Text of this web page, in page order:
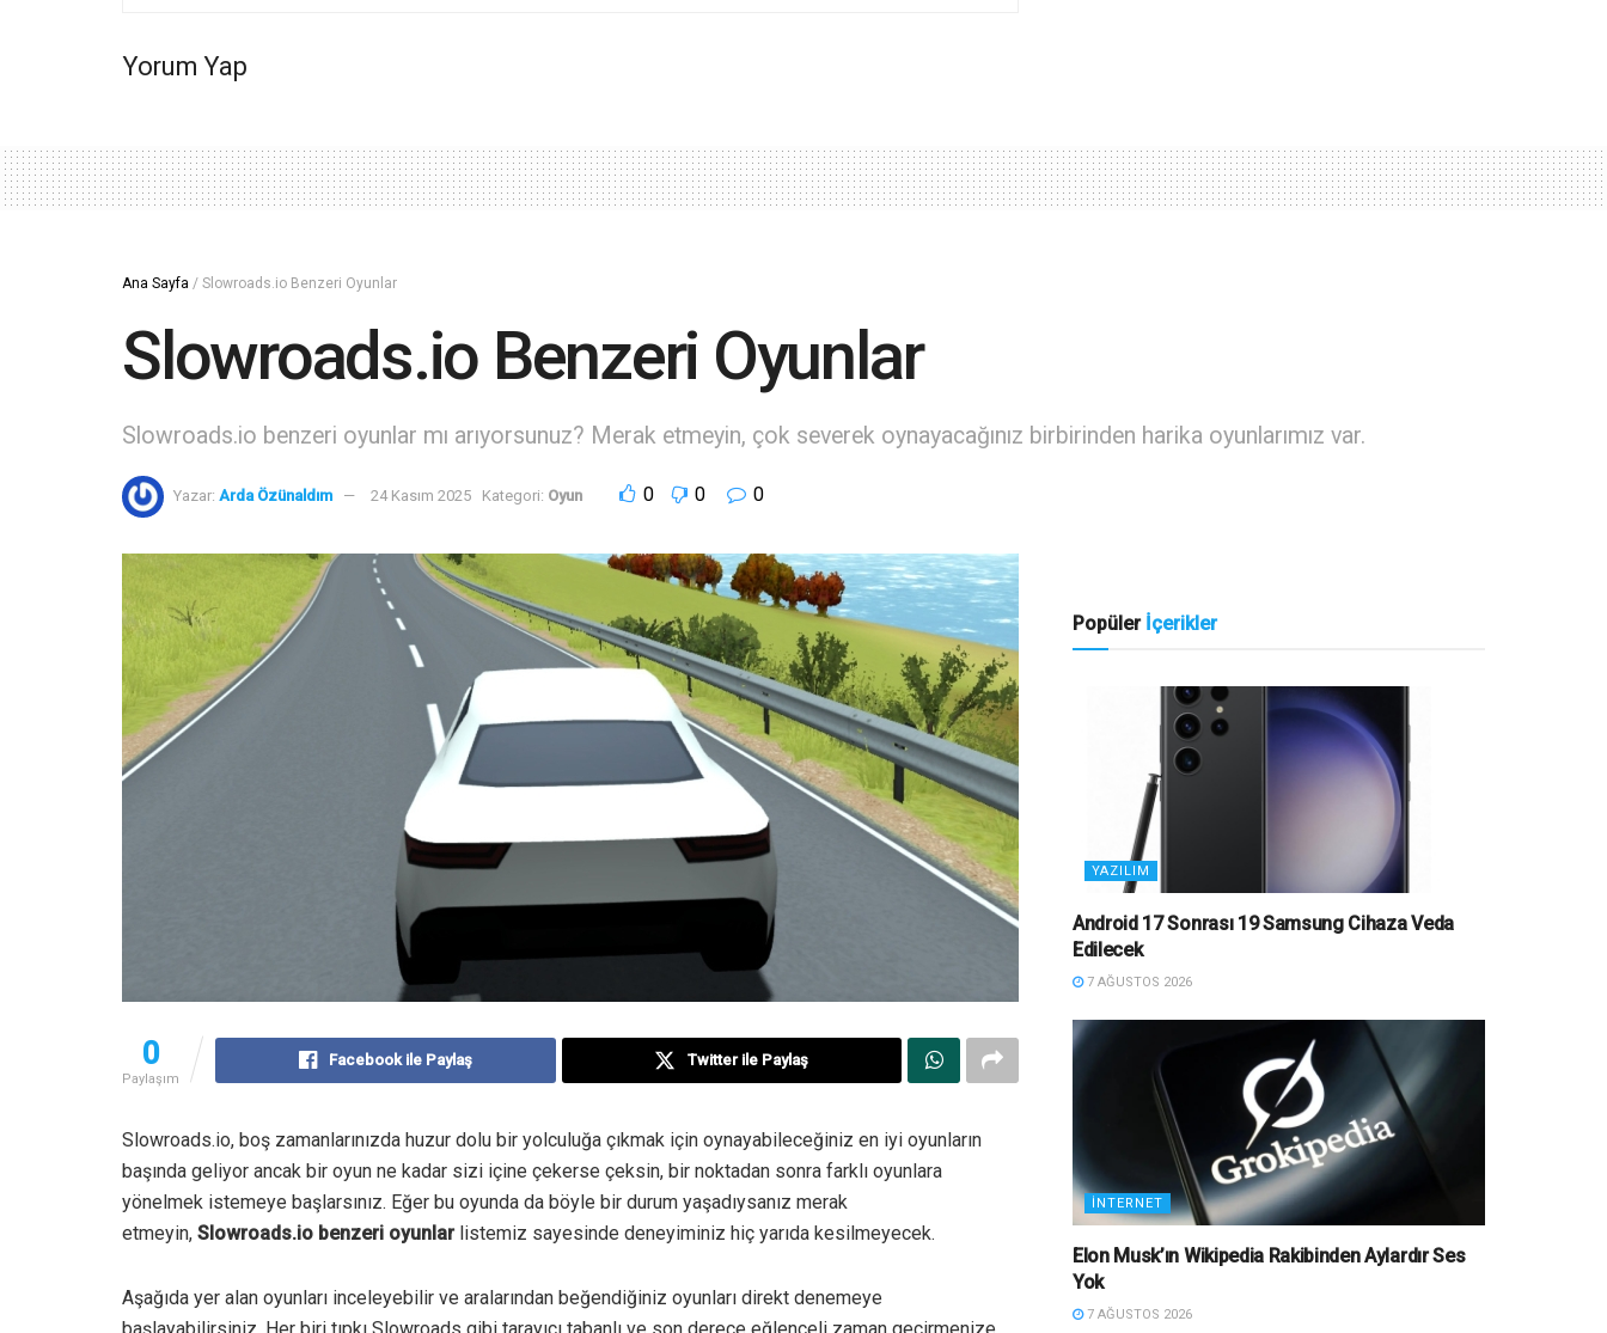
Yorum Yap
Ana Sayfa / Slowroads.io Benzeri Oyunlar
Slowroads.io Benzeri Oyunlar
Slowroads.io benzeri oyunlar mı arıyorsunuz? Merak etmeyin, çok severek oynayacağınız birbirinden harika oyunlarımız var.
Yazar: Arda Özünaldım 24 Kasım 2025 Kategori: Oyun 0 0 0
0
Paylaşım
Facebook ile Paylaş Twitter ile Paylaş
Slowroads.io, boş zamanlarınızda huzur dolu bir yolculuğa çıkmak için oynayabileceğiniz en iyi oyunların
başında geliyor ancak bir oyun ne kadar sizi içine çekerse çeksin, bir noktadan sonra farklı oyunlara
yönelmek istemeye başlarsınız. Eğer bu oyunda da böyle bir durum yaşadıysanız merak
etmeyin, Slowroads.io benzeri oyunlarlistemiz sayesinde deneyiminiz hiç yarıda kesilmeyecek.
Aşağıda yer alan oyunları inceleyebilir ve aralarından beğendiğiniz oyunları direkt denemeye
Popüler İçerikler
YAZILIM
Android 17 Sonrası 19 Samsung Cihaza Veda
Edilecek
7 AĞUSTOS 2026
İNTERNET
Elon Musk’ın Wikipedia Rakibinden Aylardır Ses
Yok
7 AĞUSTOS 2026